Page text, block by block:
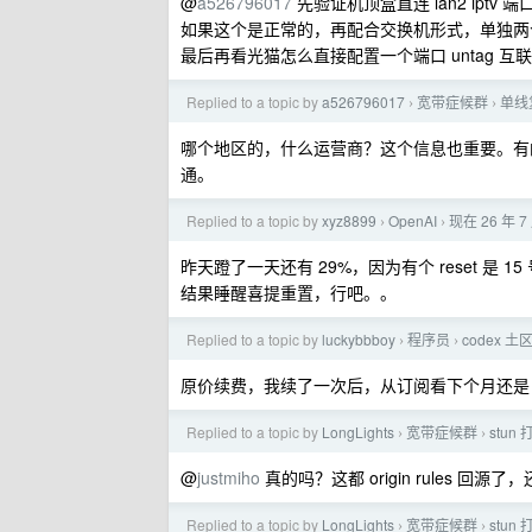
如果这个是正常的，再配合交换机形式，单独
最后再看光猫怎么直接配置一个端口 untag 互
Replied to a topic bya526796017 › 宽带症候群 › 单线
哪个地区的，什么运营商？这个信息也重要。
通。
Replied to a topic byxyz8899 › OpenAI › 现在 26 年
昨天蹬了一天还有 29%，因为有个 reset 是
结果睡醒喜提重置，行吧。。
Replied to a topic by luckybbboy › 程序员 › codex 土
原价续费，我续了一次后，从订阅看下个月还
Replied to a topic by LongLights › 宽带症候群 › stun
@justmiho 真的吗？这都 origin rules 回源了，
Replied to a topic by LongLights › 宽带症候群 › stun